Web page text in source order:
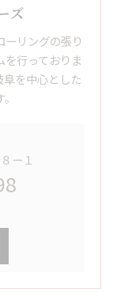
ズ
リングの張り
行っておりま
を中心とした
ー１